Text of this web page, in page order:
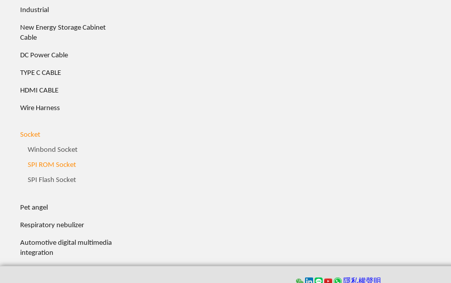
Industrial
New Energy Storage Cabinet
Cable
DC Power Cable
TYPE C CABLE
HDMI CABLE
Wire Harness
Socket
Winbond Socket
SPI ROM Socket
SPI Flash Socket
Pet angel
Respiratory nebulizer
Automotive digital multimedia
integration